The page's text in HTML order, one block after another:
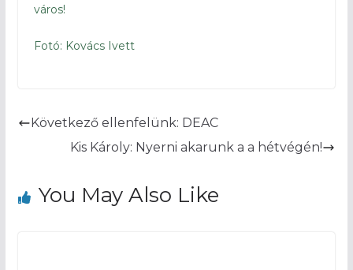
város!
Fotó: Kovács Ivett
Következő ellenfelünk: DEAC
Kis Károly: Nyerni akarunk a a hétvégén!
You May Also Like